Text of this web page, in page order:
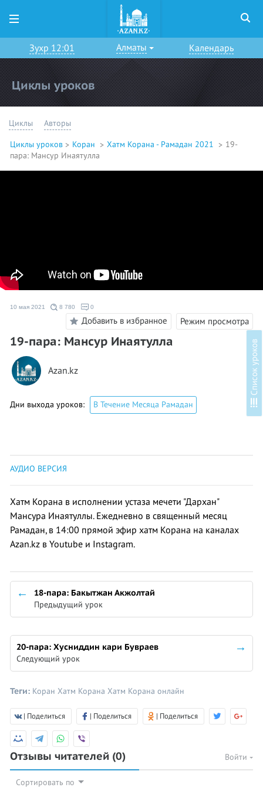
Зухр 12:01 Алматы Календарь
Циклы уроков
Циклы Авторы
Циклы уроков Коран Хатм Корана - Рамадан 2021
19-
пара: Мансур Инаятулла
10 мая 2021 8 780 0
Добавить в избранное Режим просмотра
19-пара: Мансур Инаятулла
Azan.kz
Дни выхода уроков: В Течение Месяца Рамадан
в
АУДИО ВЕРСИЯ
Хатм Корана в исполнении устаза мечети "Дархан"
Мансура Инаятуллы. Ежедневно в священный месяц
Рамадан, в 14:00​​ прямой эфир хатм Корана на каналах
Azan.kz в Youtube и Instagram.
18-пара: Бакытжан Акжолтай
Предыдущий урок
20-пара: Хусниддин кари Бувраев
Следующий урок
Теги: Коран Хатм Корана Хатм Корана онлайн
| Поделиться | Поделиться | Поделиться
Отзывы читателей (0) Войти
Сортировать по